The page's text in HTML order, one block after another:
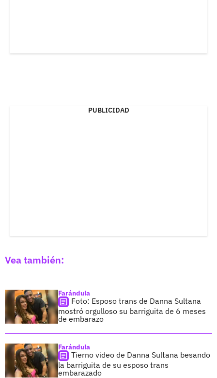
PUBLICIDAD
Vea también:
Farándula
Foto: Esposo trans de Danna Sultana
mostró orgulloso su barriguita de 6 meses
de embarazo
Farándula
Tierno video de Danna Sultana besando
la barriguita de su esposo trans
embarazado